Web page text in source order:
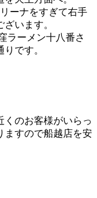
ーナをすぎて右手
います。
ラーメン十八番さ
です。
くのお客様がいらっ
ますので船越店を安